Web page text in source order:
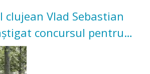
Vlad Sebastian
concursul pentru
Grădinii Casei